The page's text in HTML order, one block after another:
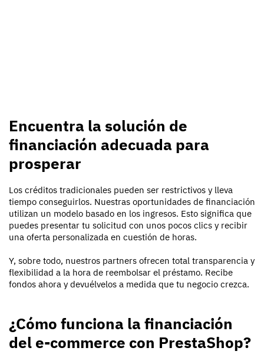
Encuentra la solución de
financiación adecuada para
prosperar
Los créditos tradicionales pueden ser restrictivos y lleva
tiempo conseguirlos. Nuestras oportunidades de financiación
utilizan un modelo basado en los ingresos. Esto significa que
puedes presentar tu solicitud con unos pocos clics y recibir
una oferta personalizada en cuestión de horas.
Y, sobre todo, nuestros partners ofrecen total transparencia y
flexibilidad a la hora de reembolsar el préstamo. Recibe
fondos ahora y devuélvelos a medida que tu negocio crezca.
¿Cómo funciona la financiación
del e-commerce con PrestaShop?